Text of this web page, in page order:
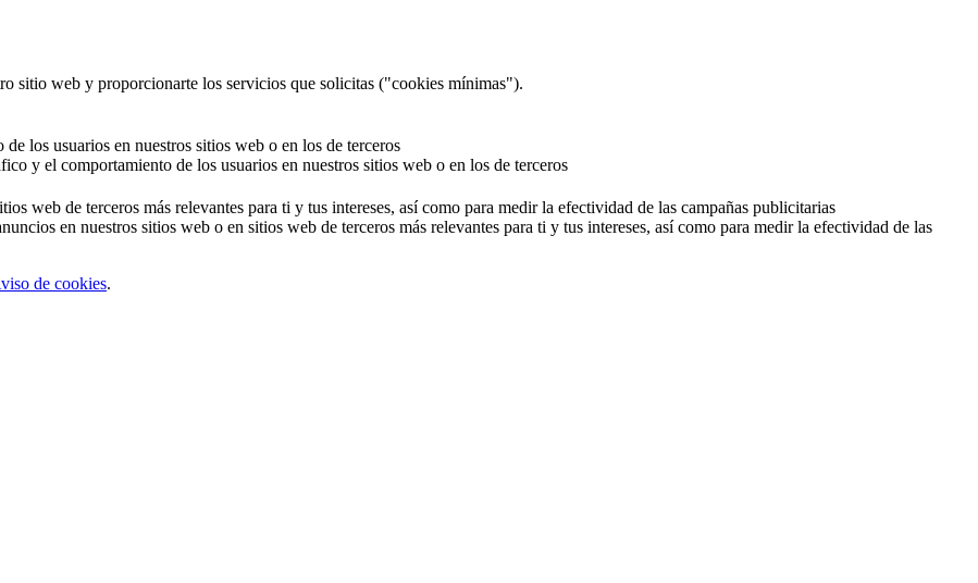
sitio web y proporcionarte los servicios que solicitas ("cookies mínimas").
los usuarios en nuestros sitios web o en los de terceros
y el comportamiento de los usuarios en nuestros sitios web o en los de terceros
web de terceros más relevantes para ti y tus intereses, así como para medir la efectividad de las campañas publicitarias
en nuestros sitios web o en sitios web de terceros más relevantes para ti y tus intereses, así como para medir la efectividad de las
de cookies.